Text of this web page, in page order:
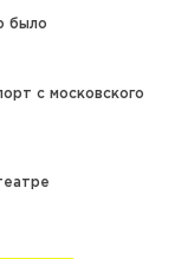
было
с московского